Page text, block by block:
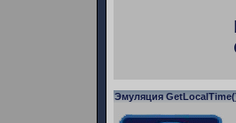
Эмуляция